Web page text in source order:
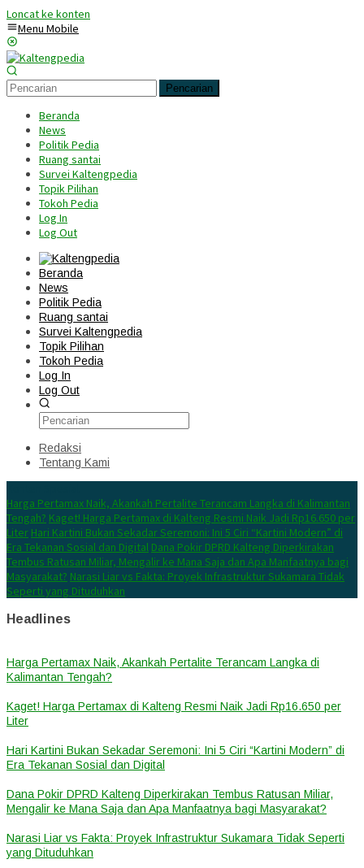
Loncat ke konten
Menu Mobile
Pencarian
Beranda
News
Politik Pedia
Ruang santai
Survei Kaltengpedia
Topik Pilihan
Tokoh Pedia
Log In
Log Out
Beranda
News
Politik Pedia
Ruang santai
Survei Kaltengpedia
Topik Pilihan
Tokoh Pedia
Log In
Log Out
Redaksi
Tentang Kami
Harga Pertamax Naik, Akankah Pertalite Terancam Langka di Kalimantan
Tengah? Kaget! Harga Pertamax di Kalteng Resmi Naik Jadi Rp16.650 per
Liter Hari Kartini Bukan Sekadar Seremoni: Ini 5 Ciri “Kartini Modern” di
Era Tekanan Sosial dan Digital Dana Pokir DPRD Kalteng Diperkirakan
Tembus Ratusan Miliar, Mengalir ke Mana Saja dan Apa Manfaatnya bagi
Masyarakat? Narasi Liar vs Fakta: Proyek Infrastruktur Sukamara Tidak
Seperti yang Dituduhkan
Headlines
Harga Pertamax Naik, Akankah Pertalite Terancam Langka di
Kalimantan Tengah?
Kaget! Harga Pertamax di Kalteng Resmi Naik Jadi Rp16.650 per
Liter
Hari Kartini Bukan Sekadar Seremoni: Ini 5 Ciri “Kartini Modern” di
Era Tekanan Sosial dan Digital
Dana Pokir DPRD Kalteng Diperkirakan Tembus Ratusan Miliar,
Mengalir ke Mana Saja dan Apa Manfaatnya bagi Masyarakat?
Narasi Liar vs Fakta: Proyek Infrastruktur Sukamara Tidak Seperti
yang Dituduhkan